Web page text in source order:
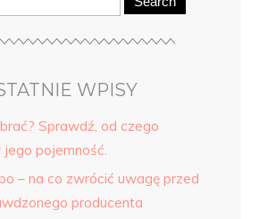
WPISY
Sprawdź, od czego
pojemność.
– na co zwrócić uwagę przed
producenta